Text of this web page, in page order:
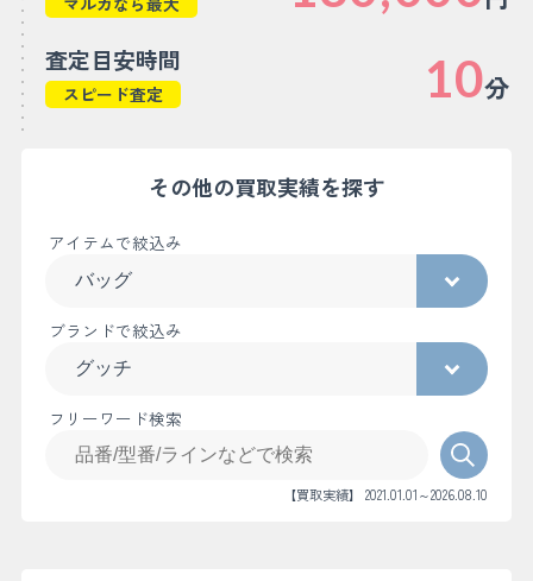
査定目安時間
スピード査定 10分
その他の買取実績を探す
アイテムで絞込み
ブランドで絞込み
フリーワード検索
【買取実績】 2021.01.01～2026.08.10